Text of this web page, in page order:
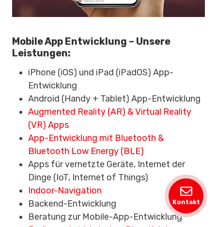
Kontakt
Mobile App Entwicklung – Unsere
Leistungen:
iPhone (iOS) und iPad (iPadOS) App-
Entwicklung
Android (Handy + Tablet) App-Entwicklung
Augmented Reality (AR) & Virtual Reality
(VR) Apps
App-Entwicklung mit Bluetooth &
Bluetooth Low Energy (BLE)
Apps für vernetzte Geräte, Internet der
Dinge (IoT, Internet of Things)
Indoor-Navigation
Backend-Entwicklung
Beratung zur Mobile-App-Entwicklung